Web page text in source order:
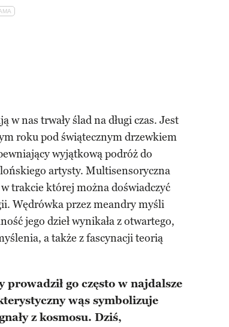
nas trwały ślad na długi czas. Jest
roku pod świątecznym drzewkiem
wyjątkową podróż do
artysty. Multisensoryczna
trakcie której można doświadczyć
Wędrówka przez meandry myśli
jego dzieł wynikała z otwartego,
a także z fascynacji teorią
prowadził go często w najdalsze
wąs symbolizuje
z kosmosu. Dziś,